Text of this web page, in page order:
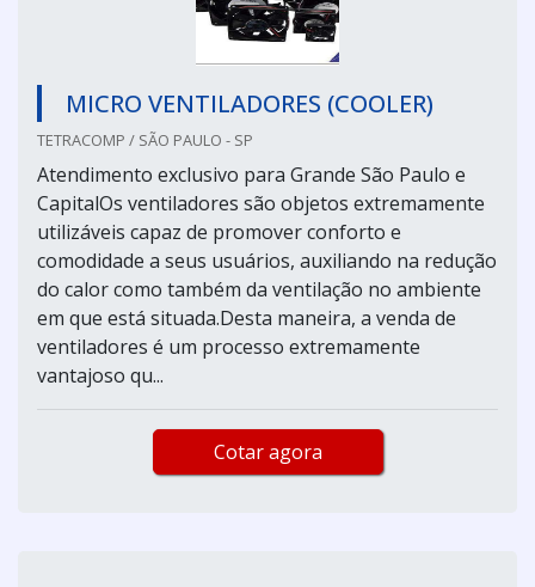
MICRO VENTILADORES (COOLER)
TETRACOMP / SÃO PAULO - SP
Atendimento exclusivo para Grande São Paulo e
CapitalOs ventiladores são objetos extremamente
utilizáveis capaz de promover conforto e
comodidade a seus usuários, auxiliando na redução
do calor como também da ventilação no ambiente
em que está situada.Desta maneira, a venda de
ventiladores é um processo extremamente
vantajoso qu...
Cotar agora